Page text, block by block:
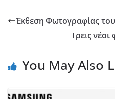
Έκθεση Φωτογραφίας
Τρεις
You May Also